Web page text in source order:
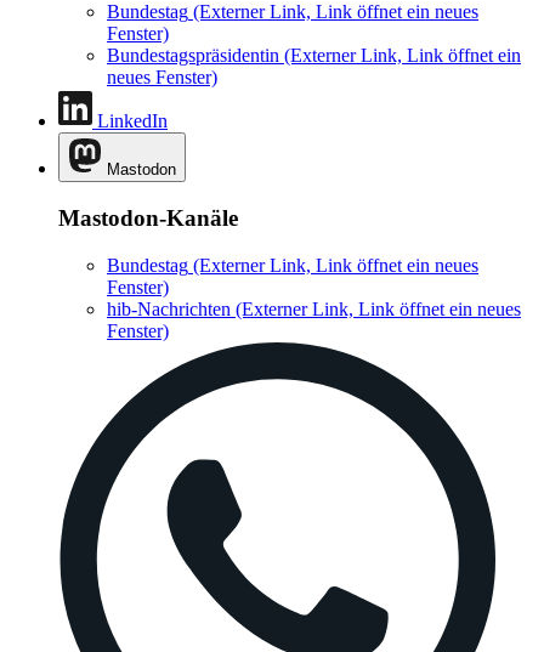
Bundestag (Externer Link, Link öffnet ein neues
Fenster)
Bundestagspräsidentin (Externer Link, Link öffnet ein
neues Fenster)
LinkedIn
Mastodon
Mastodon-Kanäle
Bundestag (Externer Link, Link öffnet ein neues
Fenster)
hib-Nachrichten (Externer Link, Link öffnet ein neues
Fenster)